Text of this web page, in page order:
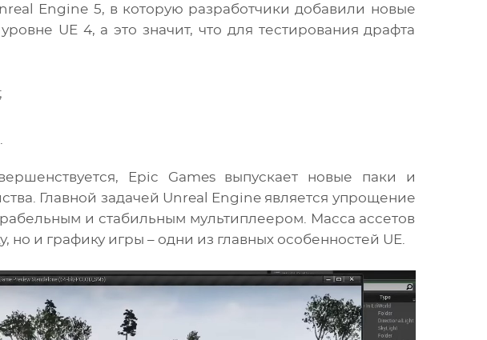
Engine 5, в которую разработчики добавили новые
UE 4, а это значит, что для тестирования драфта
Epic Games выпускает новые паки и
Главной задачей Unreal Engine является упрощение
и стабильным мультиплеером. Масса ассетов
и графику игры – одни из главных особенностей UE.